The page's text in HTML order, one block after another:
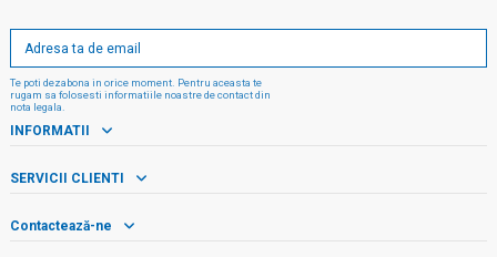
Te poti dezabona in orice moment. Pentru aceasta te
rugam sa folosesti informatiile noastre de contact din
nota legala.
INFORMATII
SERVICII CLIENTI
Contactează-ne